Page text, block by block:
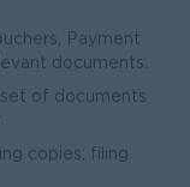
Payment
documents.
of documents
copies; filing